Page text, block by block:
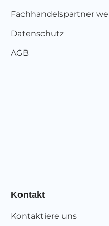
Fachhandelspartner
Datenschutz
AGB
Kontakt
Kontaktiere uns